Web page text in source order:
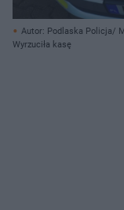
Autor: Podlaska Policja/
Wyrzuciła kasę